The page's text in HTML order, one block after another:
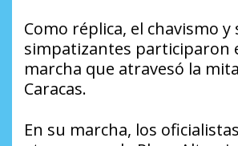
Como réplica, el chavismo y
simpatizantes participaron
marcha que atravesó la
Caracas.
En su marcha, los oficialistas